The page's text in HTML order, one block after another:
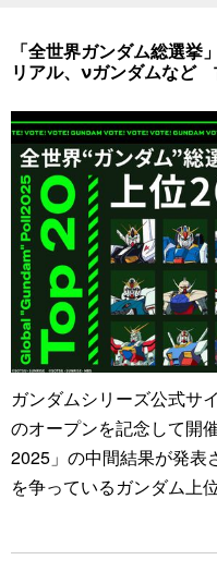
「全世界ガンダム総選
リアル、νガンダムなど
ガンダムシリーズ公式サ
のオープンを記念して開
2025」の中間結果が発表
を争っているガンダム上